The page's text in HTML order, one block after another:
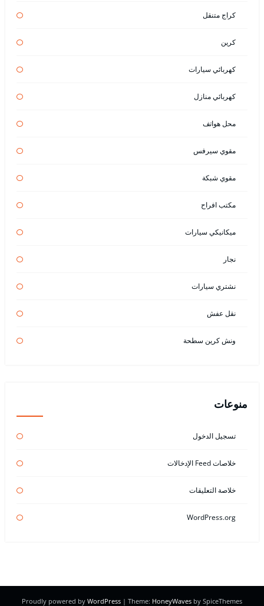
كراج متنقل
كرين
كهربائي سيارات
كهربائي منازل
محل هواتف
مقوي سيرفس
مقوي شبكة
مكتب افراح
ميكانيكي سيارات
نجار
نشتري سيارات
نقل عفش
ونش كرين سطحة
منوعات
تسجيل الدخول
خلاصات Feed الإدخالات
خلاصة التعليقات
WordPress.org
Proudly powered by WordPress | Theme: HoneyWaves by SpiceThemes